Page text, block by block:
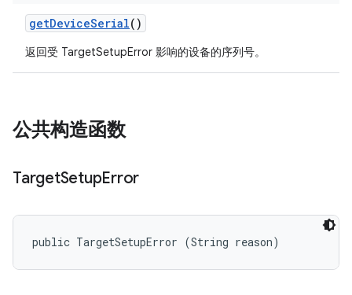
getDeviceSerial()
返回受 TargetSetupError 影响的设备的序列号。
公共构造函数
TargetSetupError
public TargetSetupError (String reason)